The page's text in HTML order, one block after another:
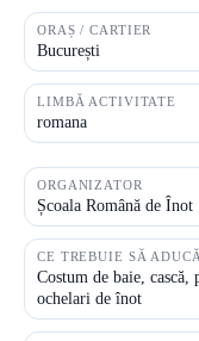
ORAȘ / CARTIER
București
LIMBĂ ACTIVITATE
romana
ORGANIZATOR
Școala Română de Înot
CE TREBUIE SĂ
Costum de baie, cască,
ochelari de înot